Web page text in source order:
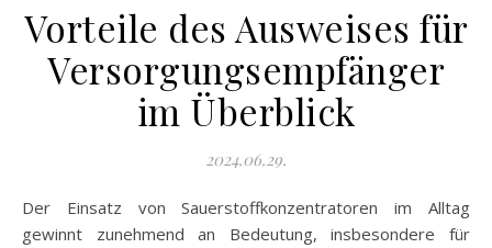
Vorteile des Ausweises für
Versorgungsempfänger
im Überblick
2024.06.29.
Der Einsatz von Sauerstoffkonzentratoren im Alltag
gewinnt zunehmend an Bedeutung, insbesondere für